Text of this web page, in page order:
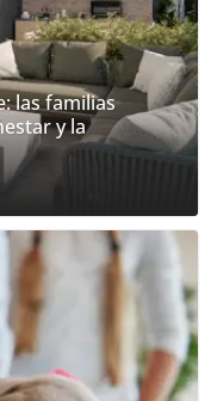
las familias
y la